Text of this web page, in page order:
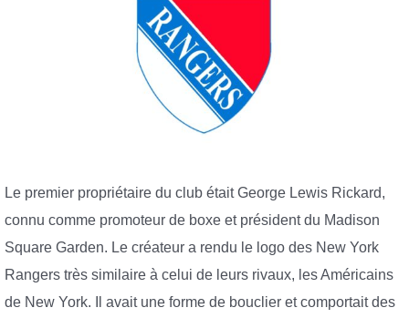
Le premier propriétaire du club était George Lewis Rickard,
connu comme promoteur de boxe et président du Madison
Square Garden. Le créateur a rendu le logo des New York
Rangers très similaire à celui de leurs rivaux, les Américains
de New York. Il avait une forme de bouclier et comportait des